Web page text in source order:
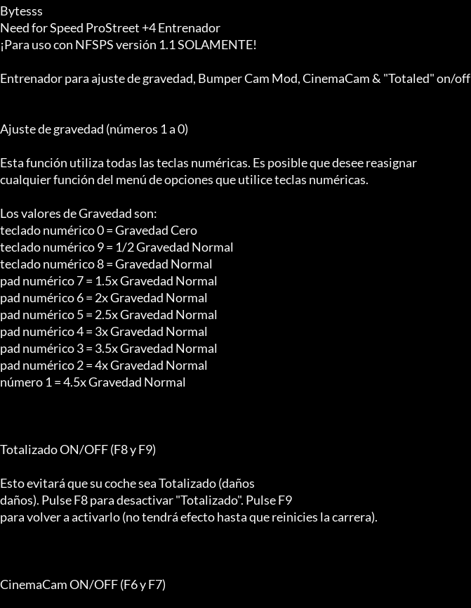
Bytesss
Need for Speed ProStreet +4 Entrenador
¡Para uso con NFSPS versión 1.1 SOLAMENTE!
Entrenador para ajuste de gravedad, Bumper Cam Mod, CinemaCam & "Totaled" on/off
Ajuste de gravedad (números 1 a 0)
Esta función utiliza todas las teclas numéricas. Es posible que desee reasignar
cualquier función del menú de opciones que utilice teclas numéricas.
Los valores de Gravedad son:
teclado numérico 0 = Gravedad Cero
teclado numérico 9 = 1/2 Gravedad Normal
teclado numérico 8 = Gravedad Normal
pad numérico 7 = 1.5x Gravedad Normal
pad numérico 6 = 2x Gravedad Normal
pad numérico 5 = 2.5x Gravedad Normal
pad numérico 4 = 3x Gravedad Normal
pad numérico 3 = 3.5x Gravedad Normal
pad numérico 2 = 4x Gravedad Normal
número 1 = 4.5x Gravedad Normal
Totalizado ON/OFF (F8 y F9)
Esto evitará que su coche sea Totalizado (daños
daños). Pulse F8 para desactivar "Totalizado". Pulse F9
para volver a activarlo (no tendrá efecto hasta que reinicies la carrera).
CinemaCam ON/OFF (F6 y F7)